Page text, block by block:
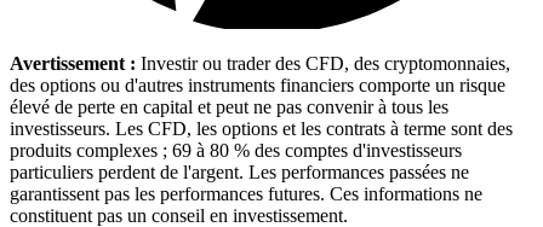
Avertissement : Investir ou trader des CFD, des cryptomonnaies,
des options ou d'autres instruments financiers comporte un risque
élevé de perte en capital et peut ne pas convenir à tous les
investisseurs. Les CFD, les options et les contrats à terme sont des
produits complexes ; 69 à 80 % des comptes d'investisseurs
particuliers perdent de l'argent. Les performances passées ne
garantissent pas les performances futures. Ces informations ne
constituent pas un conseil en investissement.